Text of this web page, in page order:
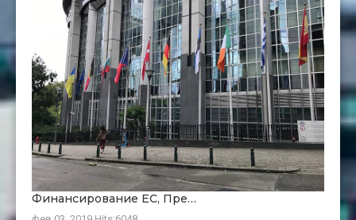
Финансирование ЕC, Пре…